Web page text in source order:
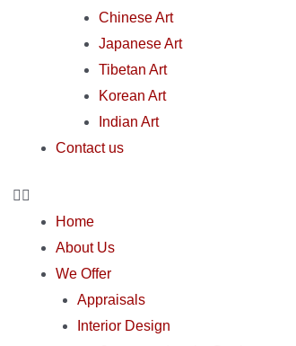
Chinese Art
Japanese Art
Tibetan Art
Korean Art
Indian Art
Contact us
Home
About Us
We Offer
Appraisals
Interior Design